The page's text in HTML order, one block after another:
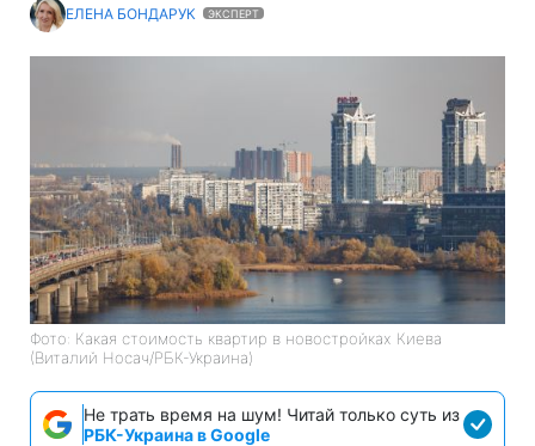
ЕЛЕНА БОНДАРУК
ЭКСПЕРТ
Фото: Какая стоимость квартир в новостройках Киева
(Виталий Носач/РБК-Украина)
Не трать время на шум! Читай только суть из
РБК-Украина в Google